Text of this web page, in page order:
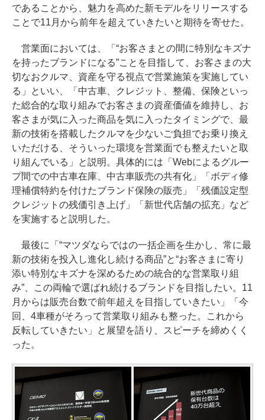
であることから、魅力を高めた新モデルをリリースする
ことで11月から前年を超えていきたいと期待を寄せた。
営業面においては、「“お客さまとの間に特別なキズナ
を持ったブランドになる”ことを目指して、お客さまの大
切なおクルマ、資産を守る視点で営業施策を実施してい
る」といい、「中古車、クレジット、整備、保険といっ
た総合的な取り組みでお客さまの資産価値を維持し、お
客さまが気に入った商品を気に入ったタイミングで、最
新の技術を搭載したクルマを少ないご負担でお乗り換え
いただける、そういった環境を営業面でも整えたいと取
り組んでいる」と説明。具体的には「Webによるグルー
プ間での中古車在庫、中古車販売の共有化」「ボディ修
理補償特約を付けたブランド保険の販売」「残価設定型
クレジットの残価引き上げ」「新世代店舗の拡充」など
を実施すると説明した。
最後に「“マツダならではの一括企画を生かし、常に最
新の技術を投入し進化し続ける商品”と“お客さまに寄り
添い特別なキズナを深めるための統合的な営業取り組
み”、この両輪で選ばれ続けるブランドを目指したい。11
月からは販売台数で前年超えを目指していきたい」「今
回、4車種がそろって営業取り組みも整った。これから
反転していきたい」と展望を語り、スピーチを締めくく
った。